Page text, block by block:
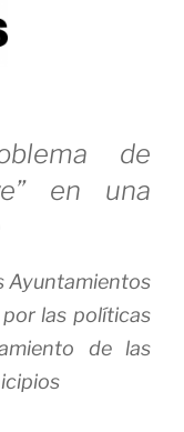
de
en una
Ayuntamientos
las políticas
de las